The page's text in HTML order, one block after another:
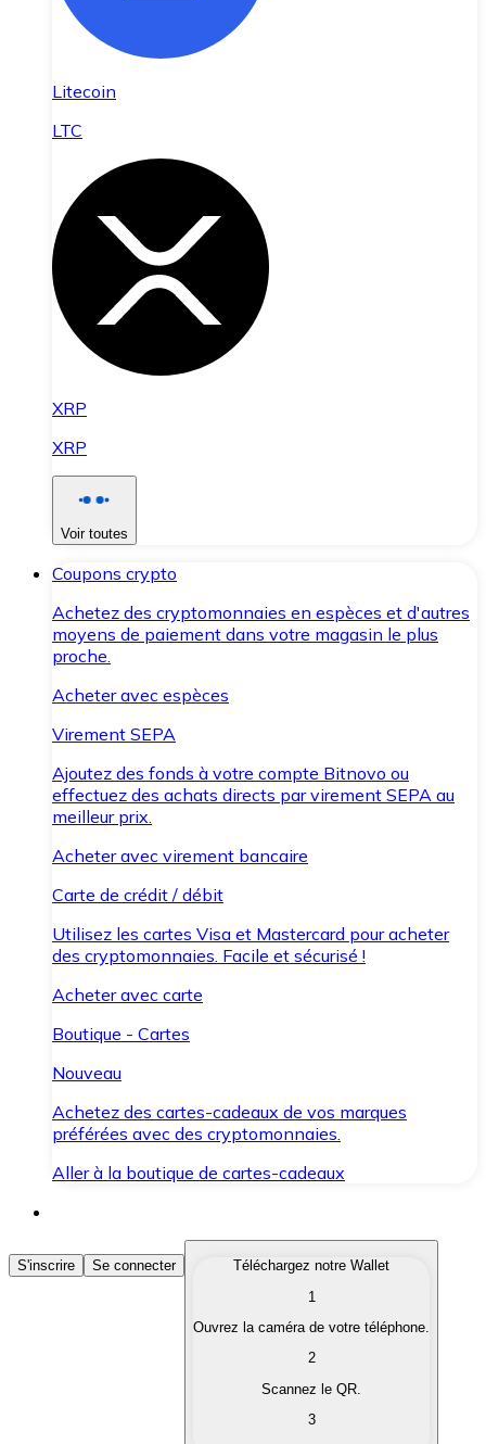
Litecoin
LTC
XRP
XRP
Voir toutes
Coupons crypto
Achetez des cryptomonnaies en espèces et d'autres
moyens de paiement dans votre magasin le plus
proche.
Acheter avec espèces
Virement SEPA
Ajoutez des fonds à votre compte Bitnovo ou
effectuez des achats directs par virement SEPA au
meilleur prix.
Acheter avec virement bancaire
Carte de crédit / débit
Utilisez les cartes Visa et Mastercard pour acheter
des cryptomonnaies. Facile et sécurisé !
Acheter avec carte
Boutique - Cartes
Nouveau
Achetez des cartes-cadeaux de vos marques
préférées avec des cryptomonnaies.
Aller à la boutique de cartes-cadeaux
Acheter des Cryptomonnaies
Achetez les cryptomonnaies qui vous intéressent
Convertissez vos cryptomonnaies en monnaie
S'inscrire Se connecter
Téléchargez notre Wallet
1
Ouvrez la caméra de votre téléphone.
2
Scannez le QR.
3